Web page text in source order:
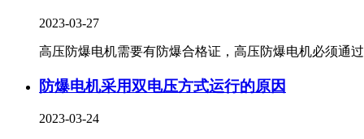
2023-03-27
高压防爆电机需要有防爆合格证，高压防爆电机必须通
防爆电机采用双电压方式运行的原因
2023-03-24